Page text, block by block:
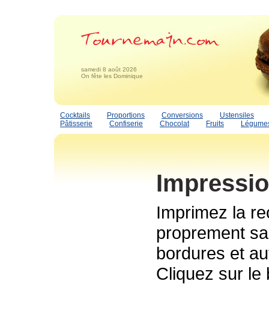
samedi 8 août 2026
On fête les Dominique
Cocktails Proportions Conversions
Ustensiles
Pâtisserie
Confiserie Chocolat Fruits
Imprimez la
proprement
bordures et
Cliquez sur le